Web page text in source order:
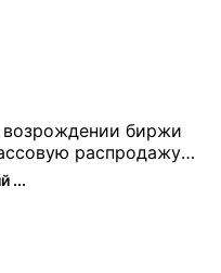
распродажу
По словам Кайко , 5
...
...